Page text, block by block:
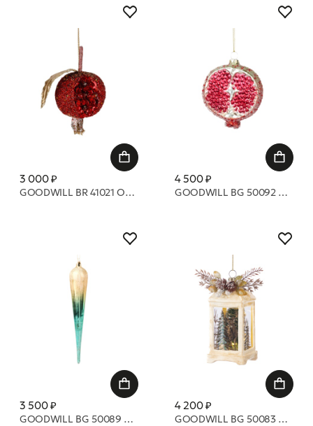
3 000 ₽
GOODWILL BR 41021 Открытый гранат 15 см
4 500 ₽
GOODWILL BG 50092 Стеклянные гранаты в бусинах 10 см
3 500 ₽
GOODWILL BG 50089 Стеклянные сосульки с градиентом 25 см
4 200 ₽
GOODWILL BG 50083 Стеклянный светящийся фонарик с оленем в стекле 14 см